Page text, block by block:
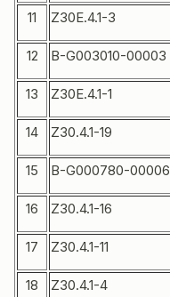
11
Z30E.4.1-3
12 B-G003010-00003
13 Z30E.4.1-1
14 Z30.4.1-19
15 B-G000780-00006
16 Z30.4.1-16
17 Z30.4.1-11
18 Z30.4.1-4